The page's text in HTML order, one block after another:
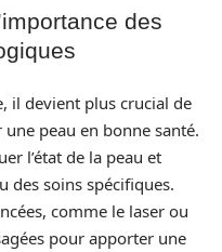
des
il devient plus crucial de
peau en bonne santé.
l’état de la peau et
des soins spécifiques.
comme le laser ou
pour apporter une